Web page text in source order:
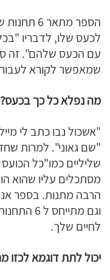
הספר
לכעס שלו, לדבריו
עם הכעס שלהם". זה
שמאפשר לקורא
מה נפלא כל כך בכעס?
"אשכול נבו כתב לי
"שם גאוני". למרות
שליליים כמו"כל הכועס
מסתכלים עליו שהוא
הרבה מתנות. בספר
לחיים שלך.
יכול לתת דוגמא לכזו